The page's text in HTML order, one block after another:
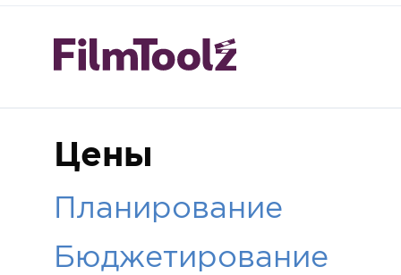
Цены
Планирование
Бюджетирование